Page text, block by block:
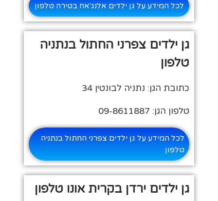
לכל המידע על גן ילדים אלנג'אח בטירה טלפון
גן ילדים צפרני החתול בנתניה
טלפון
כתובת הגן: נתניה לבונטין 34
טלפון הגן: 09-8611887
לכל המידע על גן ילדים צפרני החתול בנתניה
טלפון
גן ילדים ירדן בקרית אונו טלפון